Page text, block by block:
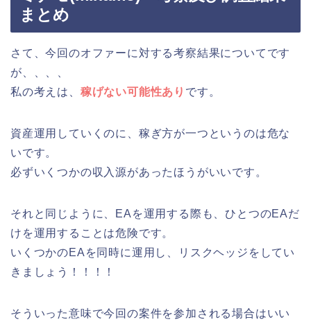
まとめ
さて、今回のオファーに対する考察結果についてです
が、、、、
私の考えは、 稼げない可能性あり です。
資産運用していくのに、稼ぎ方が一つというのは危な
いです。
必ずいくつかの収入源があったほうがいいです。
それと同じように、EAを運用する際も、ひとつのEAだ
けを運用することは危険です。
いくつかのEAを同時に運用し、リスクヘッジをしてい
きましょう！！！！
そういった意味で今回の案件を参加される場合はいい